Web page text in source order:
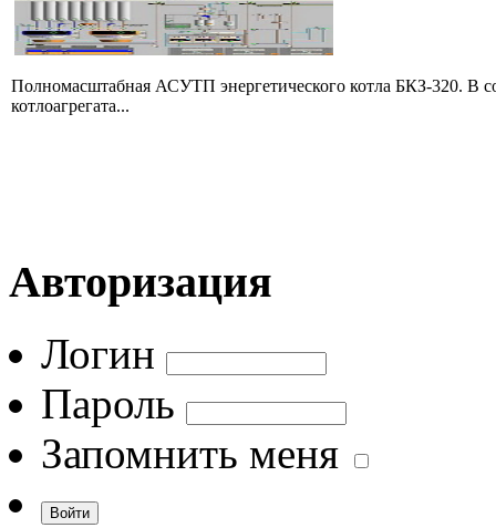
Полномасштабная АСУТП энергетического котла БКЗ-320. В
котлоагрегата...
Авторизация
Логин
Пароль
Запомнить меня